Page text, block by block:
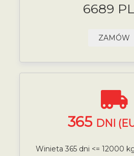
6689
ZAMÓW
365 DNI
Winieta 365 dni <= 12000